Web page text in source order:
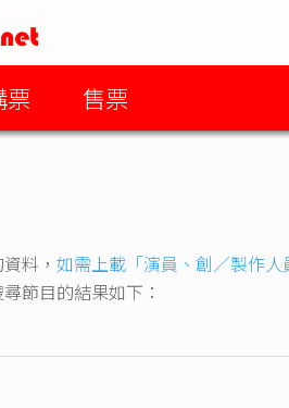
票 售票
料， 如需上載「演員、創／製作
節目的結果如下：